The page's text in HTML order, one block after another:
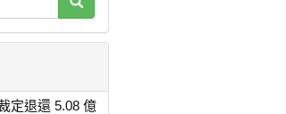
定退還 5.08 億